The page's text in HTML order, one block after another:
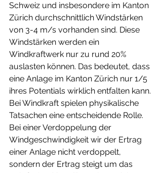
Schweiz und insbesondere im Kanton
Zürich durchschnittlich Windstärken
von 3-4 m/s vorhanden sind. Diese
Windstärken werden ein
Windkraftwerk nur zu rund 20%
auslasten können. Das bedeutet, dass
eine Anlage im Kanton Zürich nur 1/5
ihres Potentials wirklich entfalten kann.
Bei Windkraft spielen physikalische
Tatsachen eine entscheidende Rolle.
Bei einer Verdoppelung der
Windgeschwindigkeit wir der Ertrag
einer Anlage nicht verdoppelt,
sondern der Ertrag steigt um das